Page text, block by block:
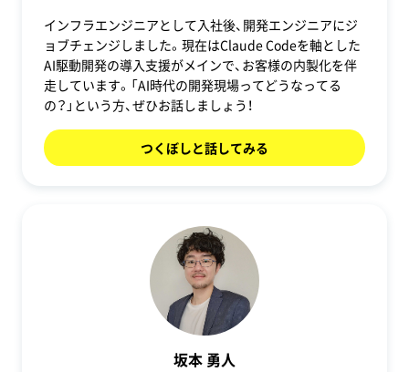
インフラエンジニアとして入社後、開発エンジニアにジ
ョブチェンジしました。現在はClaude Codeを軸とした
AI駆動開発の導入支援がメインで、お客様の内製化を伴
走しています。「AI時代の開発現場ってどうなってる
の？」という方、ぜひお話しましょう！
つくぼしと話してみる
坂本 勇人